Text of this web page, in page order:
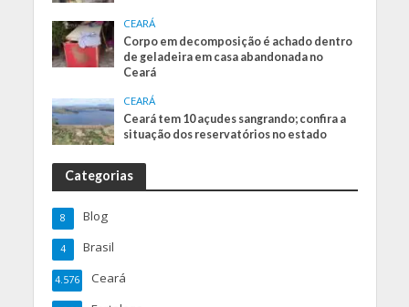
CEARÁ
Corpo em decomposição é achado dentro
de geladeira em casa abandonada no
Ceará
CEARÁ
Ceará tem 10 açudes sangrando; confira a
situação dos reservatórios no estado
Categorias
Blog
8
Brasil
4
Ceará
4.576